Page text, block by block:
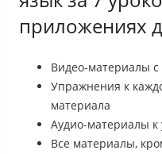
приложениях
Видео-материалы
Упражнения к
материала
Аудио-материалы
Все материалы,